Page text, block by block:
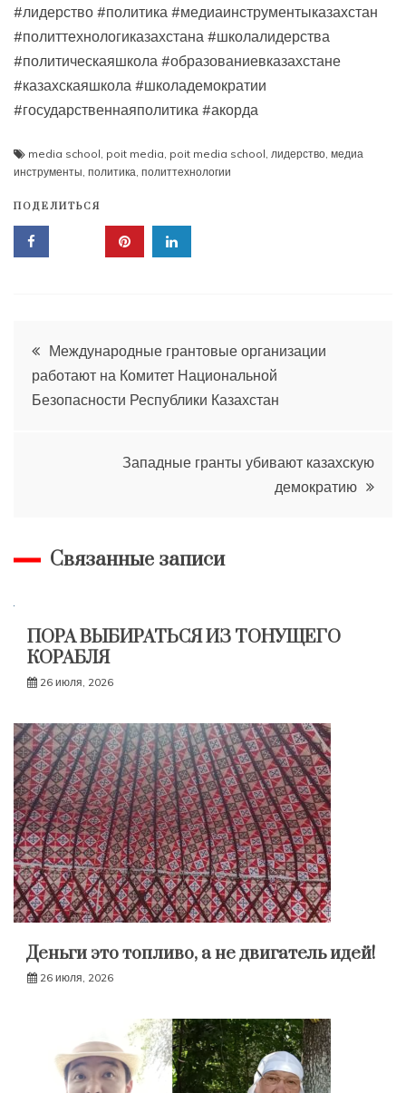
#лидерство #политика #медиаинструментыказахстан
#политтехнологиказахстана #школалидерства
#политическаяшкола #образованиевказахстане
#казахскаяшкола #школадемократии
#государственнаяполитика #акорда
media school poit media poit media school лидерство медиа
инструменты политика политтехнологии
ПОДЕЛИТЬСЯ
Навигация
по
Международные грантовые организации
работают на Комитет Национальной
Безопасности Республики Казахстан
Западные гранты убивают казахскую
демократию
Связанные записи
ПОРА ВЫБИРАТЬСЯ ИЗ ТОНУЩЕГО
КОРАБЛЯ
26 июля, 2026
Деньги это топливо, а не двигатель идей!
26 июля, 2026